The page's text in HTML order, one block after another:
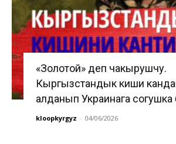
«Золотой» деп чакырушчу.
Кыргызстандык киши
алданып Украинага согушка
kloopkyrgyz - 04/06/2026